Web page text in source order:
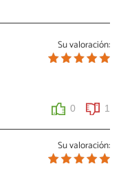
Su valoración:
0 1
Su valoración: